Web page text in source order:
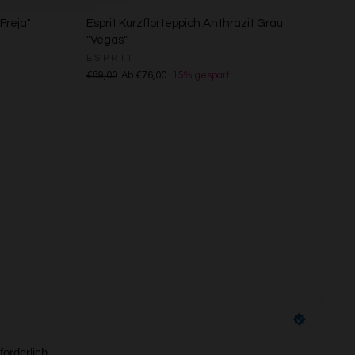
Esprit Kurzflorteppich Anthrazit Grau
"Vegas"
€89,00 Ab €76,00 15% gespart